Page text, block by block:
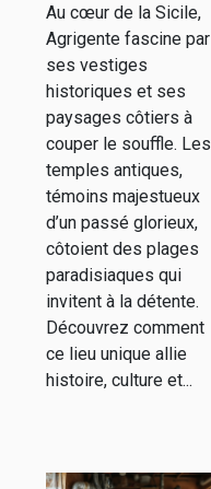
plages
d'Agrigente
Au cœur de la Sicile,
Agrigente fascine par
ses vestiges
historiques et ses
paysages côtiers à
couper le souffle. Les
temples antiques,
témoins majestueux
d’un passé glorieux,
côtoient des plages
paradisiaques qui
invitent à la détente.
Découvrez comment
ce lieu unique allie
histoire, culture et...